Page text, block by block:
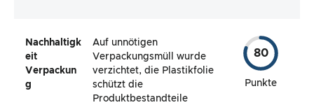
Nachhaltigk
eit
Verpackun
g
Auf unnötigen
Verpackungsmüll wurde
verzichtet, die Plastikfolie
schützt die
Produktbestandteile
80
Punkte